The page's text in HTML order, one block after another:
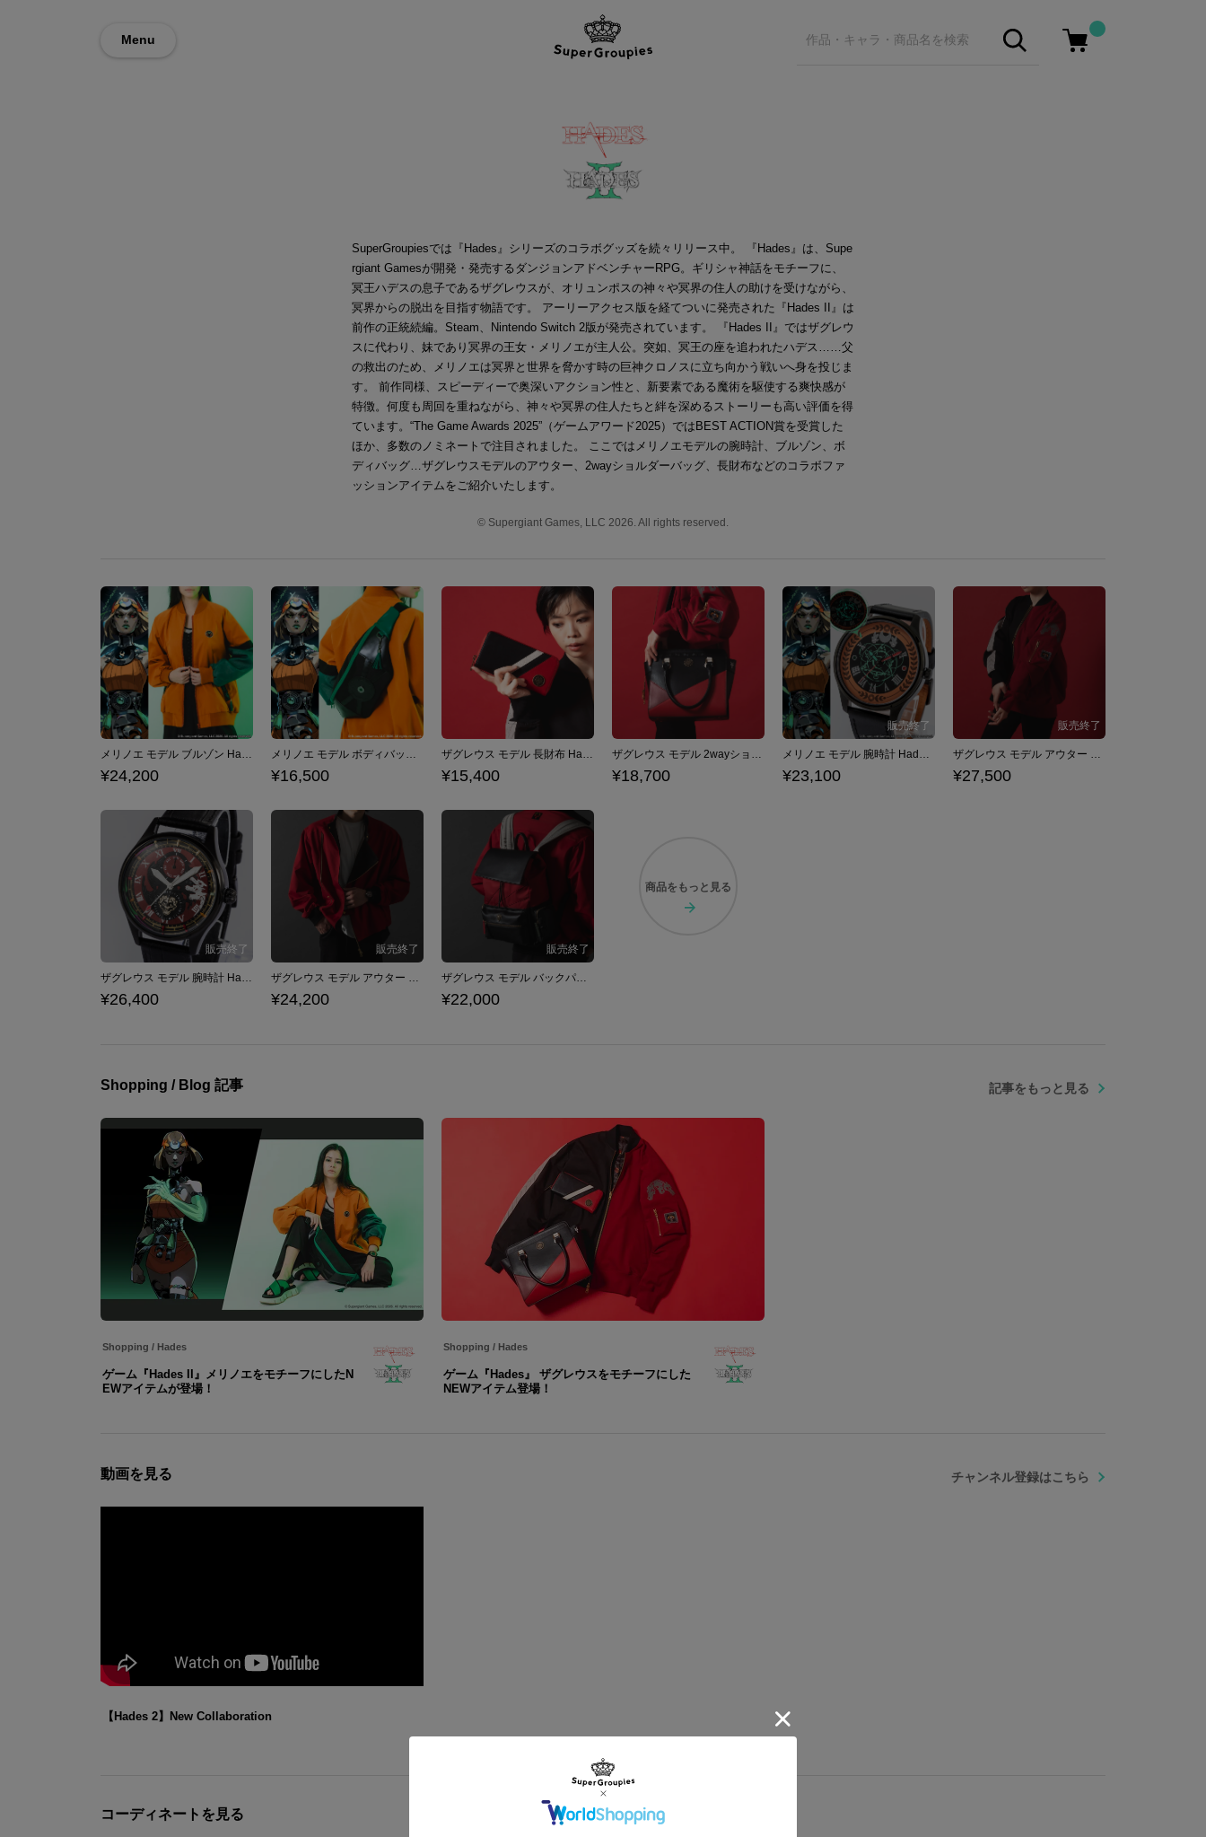
Menu
SuperGroupiesでは『Hades』シリーズのコラボグッズを続々リリース中。 『Hades』は、Supe
rgiant Gamesが開発・発売するダンジョンアドベンチャーRPG。ギリシャ神話をモチーフに、
冥王ハデスの息子であるザグレウスが、オリュンポスの神々や冥界の住人の助けを受けながら、
冥界からの脱出を目指す物語です。 アーリーアクセス版を経てついに発売された『Hades II』は
前作の正統続編。Steam、Nintendo Switch 2版が発売されています。 『Hades II』ではザグレウ
スに代わり、妹であり冥界の王女・メリノエが主人公。突如、冥王の座を追われたハデス……父
の救出のため、メリノエは冥界と世界を脅かす時の巨神クロノスに立ち向かう戦いへ身を投じま
す。 前作同様、スピーディーで奥深いアクション性と、新要素である魔術を駆使する爽快感が
特徴。何度も周回を重ねながら、神々や冥界の住人たちと絆を深めるストーリーも高い評価を得
ています。“The Game Awards 2025”（ゲームアワード2025）ではBEST ACTION賞を受賞した
ほか、多数のノミネートで注目されました。 ここではメリノエモデルの腕時計、ブルゾン、ボ
ディバッグ…ザグレウスモデルのアウター、2wayショルダーバッグ、長財布などのコラボファ
ッションアイテムをご紹介いたします。
© Supergiant Games, LLC 2026. All rights reserved.
メリノエ モデル ブルゾン Hades II ハデス2
¥24,200
メリノエ モデル ボディバッグ Hades II ハデス2
¥16,500
ザグレウス モデル 長財布 Hades ハデス
¥15,400
ザグレウス モデル 2wayショルダーバッグ Hades ハデス
¥18,700
メリノエ モデル 腕時計 Hades II ハデス2
¥23,100
ザグレウス モデル アウター Hades ハデス
¥27,500
ザグレウス モデル 腕時計 Hades ハデス
¥26,400
ザグレウス モデル アウター Hades ハデス
¥24,200
ザグレウス モデル バックパック Hades ハデス
¥22,000
商品を もっと見る
Shopping / Blog 記事 記事をもっと見る
Shopping / Hades
ゲーム『Hades II』メリノエをモチーフにしたN
EWアイテムが登場！
Shopping / Hades
ゲーム『Hades』 ザグレウスをモチーフにした
NEWアイテム登場！
動画を見る チャンネル登録はこちら
【Hades 2】New Collaboration
コーディネートを見る